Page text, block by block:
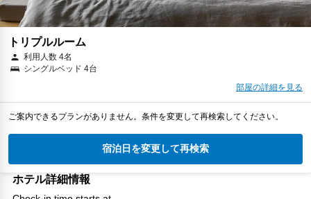
トリプルルーム
利用人数 4名
シングルベッド 4台
部屋の詳細を見る
ご案内できるプランがありません。条件を変更して再検索してください。
宿泊日を変更して再検索
ホテル詳細情報